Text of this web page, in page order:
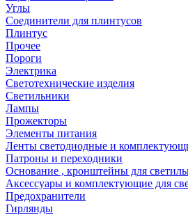
Углы
Соединители для плинтусов
Плинтус
Прочее
Пороги
Электрика
Светотехнические изделия
Светильники
Лампы
Прожекторы
Элементы питания
Ленты светодиодные и
Патроны и переходники
Основание , кронштейны для
Аксессуары и комплектующие для
Предохранители
Гирлянды